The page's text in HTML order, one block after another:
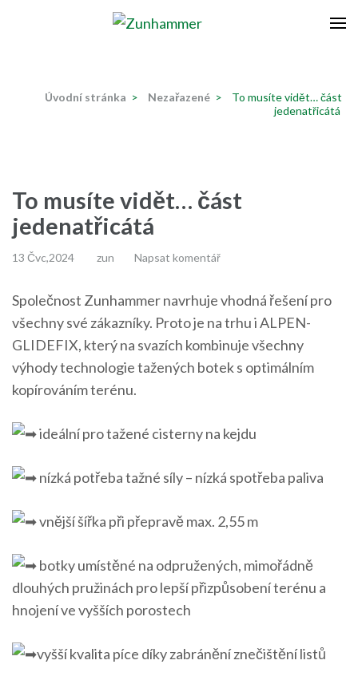
Úvodní stránka > Nezařazené >
To musíte vidět… část
jedenatřicátá
To musíte vidět… část
jedenatřicátá
13 Čvc,2024 zun Napsat komentář
Společnost Zunhammer navrhuje vhodná řešení pro
všechny své zákazníky. Proto je na trhu i ALPEN-
GLIDEFIX, který na svazích kombinuje všechny
výhody technologie tažených botek s optimálním
kopírováním terénu.
ideální pro tažené cisterny na kejdu
nízká potřeba tažné síly – nízká spotřeba paliva
vnější šířka při přepravě max. 2,55 m
botky umístěné na odpružených, mimořádně
dlouhých pružinách pro lepší přizpůsobení terénu a
hnojení ve vyšších porostech
vyšší kvalita píce díky zabránění znečištění listů